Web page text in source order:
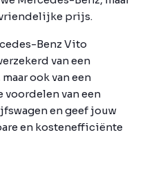
prijs.
Benz Vito
van een
ook van een
voordelen van een
en geef jouw
en kostenefficiënte